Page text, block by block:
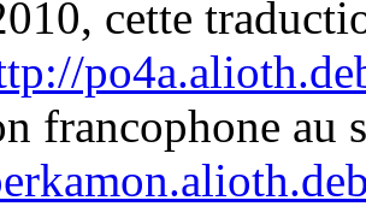
cette
francophone au